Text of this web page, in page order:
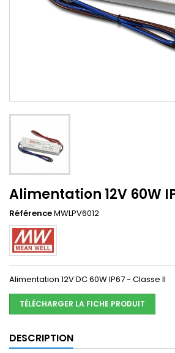
Alimentation 12V 60W
RéférenceMWLPV6012
Alimentation 12V DC 60W IP67 - Classe II
TÉLÉCHARGER LA FICHE PRODUIT
DESCRIPTION